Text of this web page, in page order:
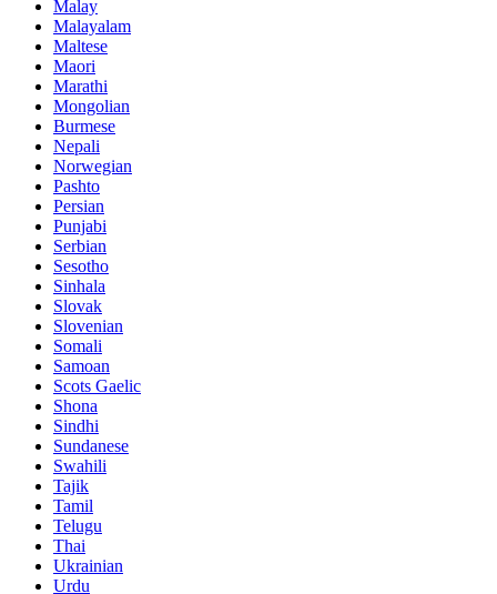
Malay
Malayalam
Maltese
Maori
Marathi
Mongolian
Burmese
Nepali
Norwegian
Pashto
Persian
Punjabi
Serbian
Sesotho
Sinhala
Slovak
Slovenian
Somali
Samoan
Scots Gaelic
Shona
Sindhi
Sundanese
Swahili
Tajik
Tamil
Telugu
Thai
Ukrainian
Urdu